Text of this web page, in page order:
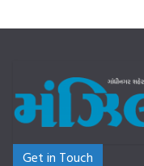
Get in Touch